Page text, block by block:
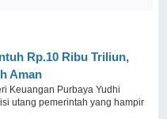
Rp.10 Ribu Triliun,
Aman
Keuangan Purbaya Yudhi
utang pemerintah yang hampir